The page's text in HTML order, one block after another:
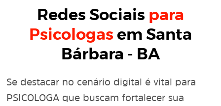
Redes Sociais para
Psicologas em Santa
Bárbara - BA
Se destacar no cenário digital é vital para
PSICOLOGA que buscam fortalecer sua